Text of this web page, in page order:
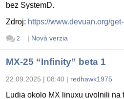
bez SystemD.
Zdroj: https://www.devuan.org/
2 | Nová verzia
MX-25 “Infinity” beta 1
22.09.2025 | 08:40 | redhawk1975
Ludia okolo MX linuxu uvolnili na